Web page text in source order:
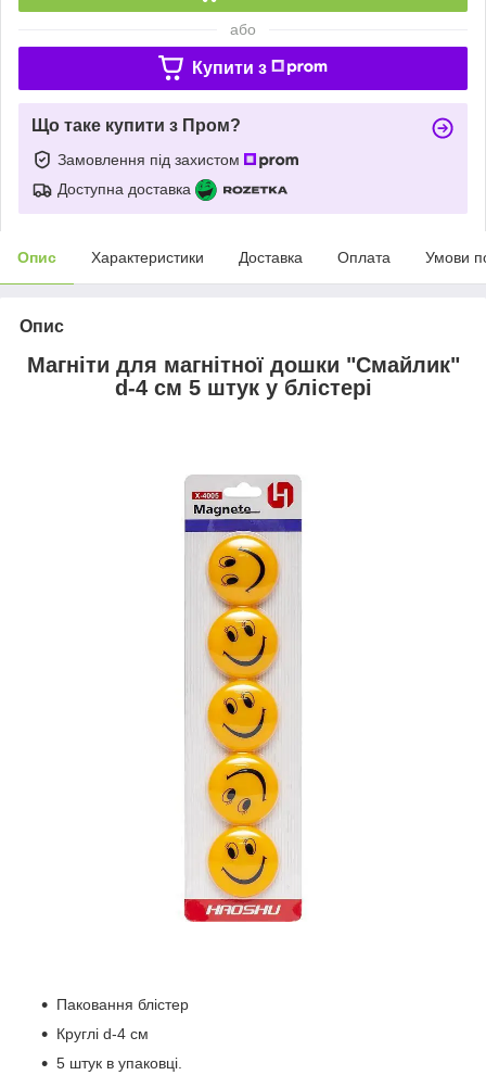
або
Купити з
Що таке купити з Пром?
Замовлення під захистом
Доступна доставка
Опис Характеристики Доставка Оплата Умови
Опис
Магніти для магнітної дошки "Смайлик"
d-4 см 5 штук у блістері
Паковання блістер
Круглі d-4 см
5 штук в упаковці.